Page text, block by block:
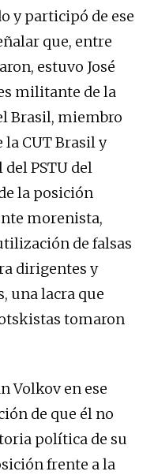
y participó de ese
que, entre
estuvo José
militante de la
Brasil, miembro
la CUT Brasil y
PSTU del
la posición
morenista,
de falsas
dirigentes y
una lacra que
tomaron
Volkov en ese
de que él no
política de su
frente a la